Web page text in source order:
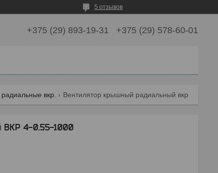
5 отзывов
+375 (29) 893-19-31 +375 (29) 578-60-01
вкр.
ВКР 4-0.55-1000